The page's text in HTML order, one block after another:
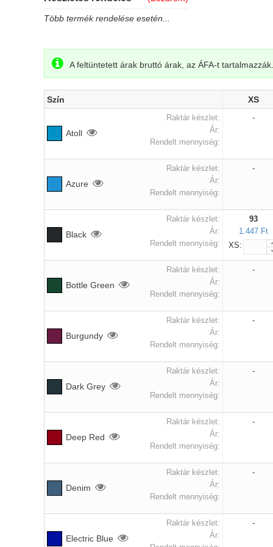
Több termék rendelése esetén...
A feltüntetett árak bruttó árak, az ÁFA-t tartalmazzák.
Szín XS
Atoll
Raktár készlet:
Ár:
Rendelt mennyiség:
-
Azure
Raktár készlet:
Ár:
Rendelt mennyiség:
-
Black
Raktár készlet:
Ár:
Rendelt mennyiség:
93
1.447 Ft
XS:
Bottle Green
Raktár készlet:
Ár:
Rendelt mennyiség:
-
Burgundy
Raktár készlet:
Ár:
Rendelt mennyiség:
-
Dark Grey
Raktár készlet:
Ár:
Rendelt mennyiség:
-
Deep Red
Raktár készlet:
Ár:
Rendelt mennyiség:
-
Denim
Raktár készlet:
Ár:
Rendelt mennyiség:
-
Electric Blue
Raktár készlet:
Ár:
-